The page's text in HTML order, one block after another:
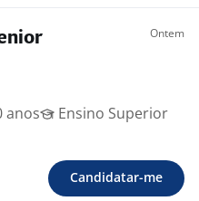
Ontem
anos
Ensino Superior
Candidatar-me